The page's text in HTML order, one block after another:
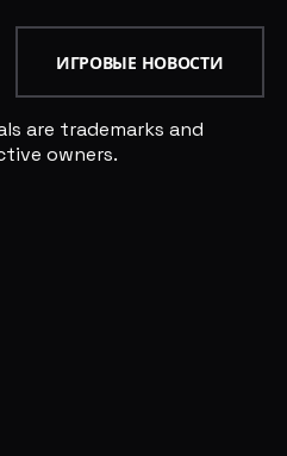
ИГРОВЫЕ НОВОСТИ
are trademarks and
owners.